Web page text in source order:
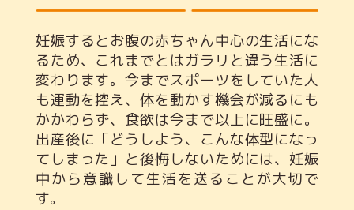
妊娠するとお腹の赤ちゃん中心の生活にな
るため、これまでとはガラリと違う生活に
変わります。今までスポーツをしていた人
も運動を控え、体を動かす機会が減るにも
かかわらず、食欲は今まで以上に旺盛に。
出産後に「どうしよう、こんな体型になっ
てしまった」と後悔しないためには、妊娠
中から意識して生活を送ることが大切で
す。